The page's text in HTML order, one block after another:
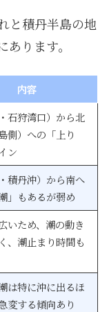
と積丹半島の地
ります。
内容
石狩湾口）から北
側）への「上り
ン
積丹沖）から南へ
」もあるが弱め
いため、潮の動き
、潮止まり時間も
は特に沖に出るほ
変する傾向あり